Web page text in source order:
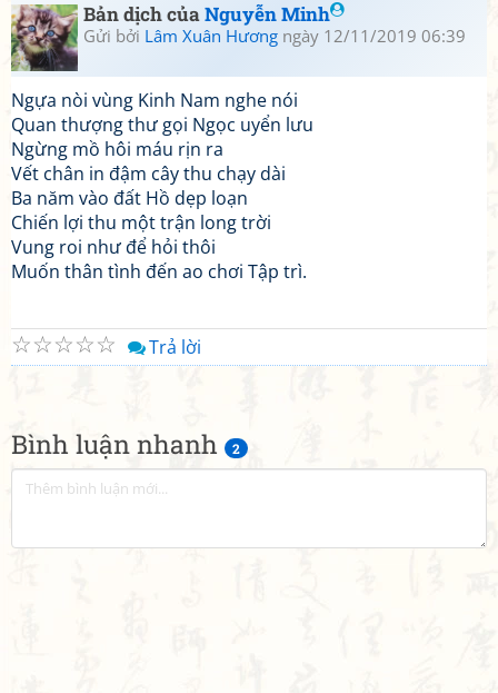
Bình luận nhanh 2
Bản dịch củaNguyễn Minh
Gửi bởi Lâm Xuân Hương ngày 12/11/2019 06:39
Ngựa nòi vùng Kinh Nam nghe nói
Quan thượng thư gọi Ngọc uyển lưu
Ngừng mồ hôi máu rịn ra
Vết chân in đậm cây thu chạy dài
Ba năm vào đất Hồ dẹp loạn
Chiến lợi thu một trận long trời
Vung roi như để hỏi thôi
Muốn thân tình đến ao chơi Tập trì.
☆
☆
☆
☆
☆ Trả lời